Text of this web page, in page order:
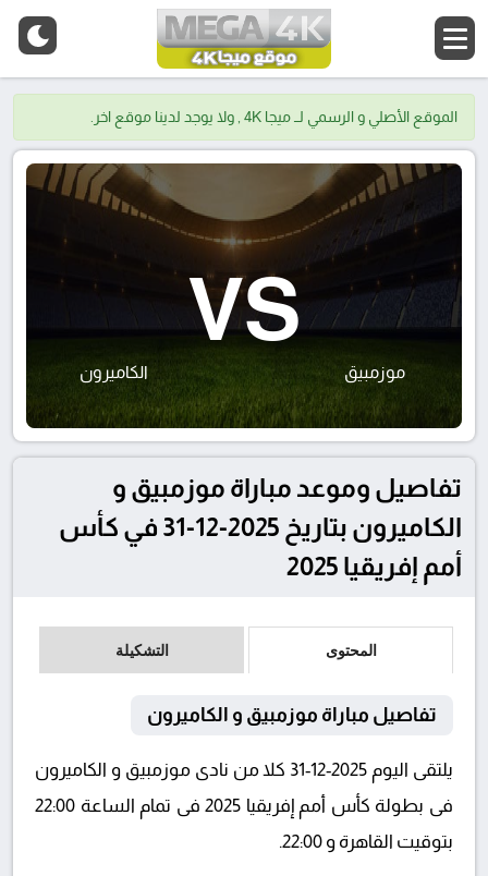
الموقع الأصلي و الرسمي لــ ميجا 4K , ولا يوجد لدينا موقع اخر.
موزمبيق
VS
الكاميرون
تفاصيل وموعد مباراة موزمبيق و
الكاميرون بتاريخ 2025-12-31 في كأس
أمم إفريقيا 2025
المحتوى التشكيلة
تفاصيل مباراة موزمبيق و الكاميرون
يلتقى اليوم 2025-12-31 كلا من نادى موزمبيق و الكاميرون
فى بطولة كأس أمم إفريقيا 2025 فى تمام الساعة 22:00
بتوقيت القاهرة و 22:00.